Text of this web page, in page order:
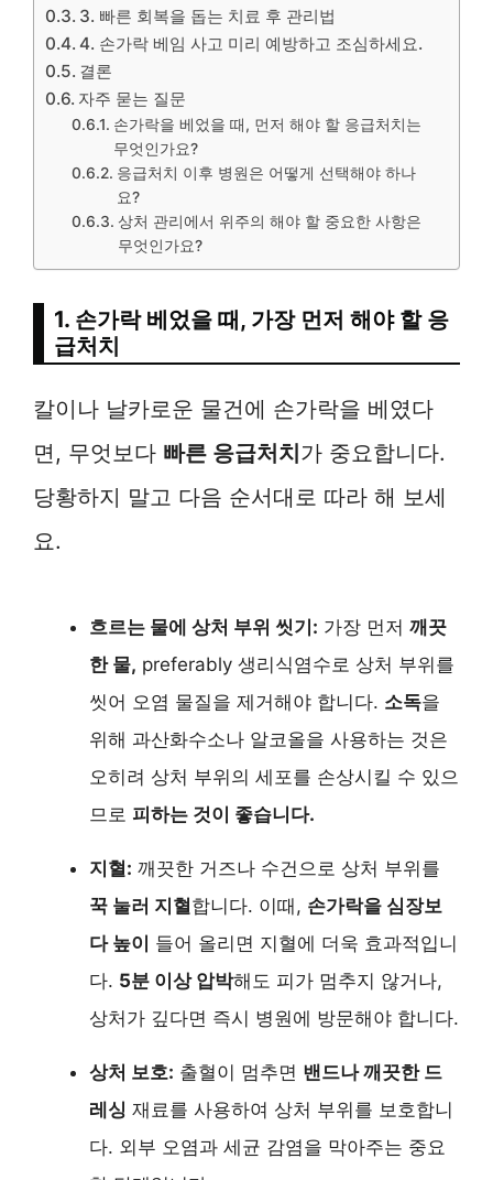
3. 빠른 회복을 돕는 치료 후 관리법
4. 손가락 베임 사고 미리 예방하고 조심하세요.
결론
자주 묻는 질문
손가락을 베었을 때, 먼저 해야 할 응급처치는
무엇인가요?
응급처치 이후 병원은 어떻게 선택해야 하나
요?
상처 관리에서 위주의 해야 할 중요한 사항은
무엇인가요?
1. 손가락 베었을 때, 가장 먼저 해야 할 응
급처치
칼이나 날카로운 물건에 손가락을 베였다
면, 무엇보다 빠른 응급처치가 중요합니다.
당황하지 말고 다음 순서대로 따라 해 보세
요.
흐르는 물에 상처 부위 씻기: 가장 먼저 깨끗
한 물, preferably 생리식염수로 상처 부위를
씻어 오염 물질을 제거해야 합니다. 소독을
위해 과산화수소나 알코올을 사용하는 것은
오히려 상처 부위의 세포를 손상시킬 수 있으
므로 피하는 것이 좋습니다.
지혈: 깨끗한 거즈나 수건으로 상처 부위를
꾹 눌러 지혈합니다. 이때, 손가락을 심장보
다 높이 들어 올리면 지혈에 더욱 효과적입니
다. 5분 이상 압박해도 피가 멈추지 않거나,
상처가 깊다면 즉시 병원에 방문해야 합니다.
상처 보호: 출혈이 멈추면 밴드나 깨끗한 드
레싱 재료를 사용하여 상처 부위를 보호합니
다. 외부 오염과 세균 감염을 막아주는 중요